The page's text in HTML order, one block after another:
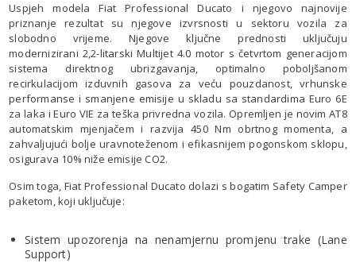
Uspjeh modela Fiat Professional Ducato i njegovo najnovije
priznanje rezultat su njegove izvrsnosti u sektoru vozila za
slobodno vrijeme. Njegove ključne prednosti uključuju
modernizirani 2,2-litarski Multijet 4.0 motor s četvrtom generacijom
sistema direktnog ubrizgavanja, optimalno poboljšanom
recirkulacijom izduvnih gasova za veću pouzdanost, vrhunske
performanse i smanjene emisije u skladu sa standardima Euro 6E
za laka i Euro VIE za teška privredna vozila. Opremljen je novim AT8
automatskim mjenjačem i razvija 450 Nm obrtnog momenta, a
zahvaljujući bolje uravnoteženom i efikasnijem pogonskom sklopu,
osigurava 10% niže emisije CO2.
Osim toga, Fiat Professional Ducato dolazi s bogatim Safety Camper
paketom, koji uključuje:
Sistem upozorenja na nenamjernu promjenu trake (Lane
Support)